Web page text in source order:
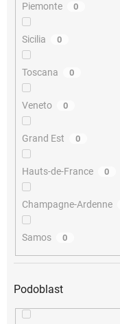
Piemonte 0
Sicilia 0
Toscana 0
Veneto 0
Grand Est 0
Hauts-de-France 0
Champagne-Ardenne
Samos 0
Podoblast